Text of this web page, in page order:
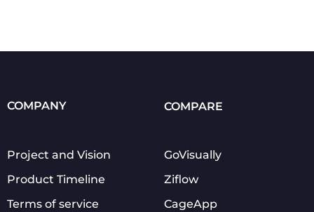
COMPANY
Project and Vision
Product Timeline
Terms of service
COMPARE
GoVisually
Ziflow
CageApp